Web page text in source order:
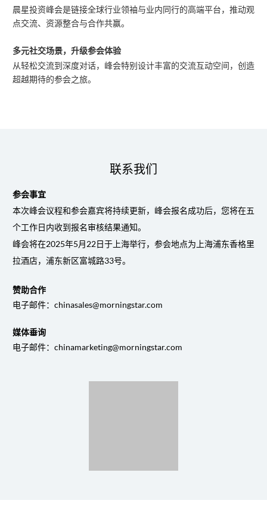
晨星投资峰会是链接全球行业领袖与业内同行的高端平台，推动观
点交流、资源整合与合作共赢。
多元社交场景，升级参会体验
从轻松交流到深度对话，峰会特别设计丰富的交流互动空间，创造
超越期待的参会之旅。
联系我们
参会事宜
本次峰会议程和参会嘉宾将持续更新，峰会报名成功后，您将在五
个工作日内收到报名审核结果通知。
峰会将在2025年5月22日于上海举行，参会地点为上海浦东香格里
拉酒店，浦东新区富城路33号。
赞助合作
电子邮件：chinasales@morningstar.com
媒体垂询
电子邮件：chinamarketing@morningstar.com